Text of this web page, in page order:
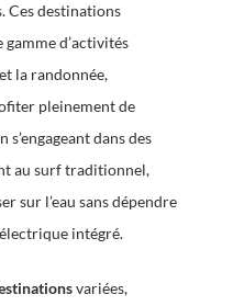
Ces destinations
d’activités
la randonnée,
pleinement de
dans des
au surf traditionnel,
sur l’eau sans dépendre
intégré.
variées,